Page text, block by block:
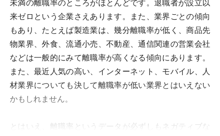
未満の離職率のところがほとんどです。退職者が設立以
来ゼロという企業さえあります。また、業界ごとの傾向
もあり、たとえば製造業は、幾分離職率が低く、商品先
物業界、外食、流通小売、不動産、通信関連の営業会社
などは一般的にみて離職率が高くなる傾向にあります。
また、最近人気の高い、インターネット、モバイル、人
材業界についても決して離職率が低い業界とはいえない
かもしれません。
とはいえ、離職率というデータが必ずしもネガティブな